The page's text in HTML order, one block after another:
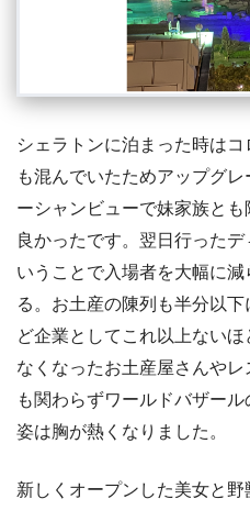
シェラトンに泊まった時は
も混んでいたためアップグ
ーシャンビューで妹家族と
良かったです。翌日行った
いうことで入場者を大幅に
る。お土産の陳列も半分以
ど企業としてこれ以上ない
なくなったお土産屋さんや
も関わらずワールドバザー
姿は胸が熱くなりました。
新しくオープンした美女と